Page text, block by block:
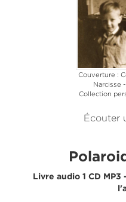
Couverture :
Narcisse
Collection
Écouter
Livre audio 1 CD